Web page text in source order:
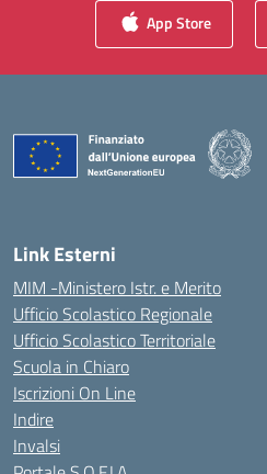
App Store
Link Esterni
MIM -Ministero Istr. e Merito
Ufficio Scolastico Regionale
Ufficio Scolastico Territoriale
Scuola in Chiaro
Iscrizioni On Line
Indire
Invalsi